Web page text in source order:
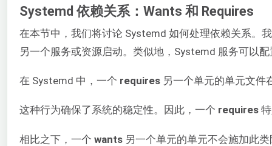
Systemd 依赖关系：Wants 和 Requires
在本节中，我们将讨论 Systemd 如何处理依赖关系。
另一个服务或资源启动。类似地，Systemd 服务可以
在 Systemd 中，一个 requires 另一个单元的单元文件
这种行为确保了系统的稳定性。因此，一个 requires
相比之下，一个 wants 另一个单元的单元不会施加此